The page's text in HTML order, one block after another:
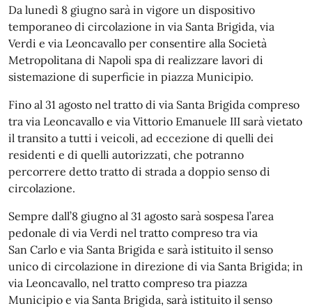
Da lunedì 8 giugno sarà in vigore un dispositivo
temporaneo di circolazione in via Santa Brigida, via
Verdi e via Leoncavallo per consentire alla Società
Metropolitana di Napoli spa di realizzare lavori di
sistemazione di superficie in piazza Municipio.
Fino al 31 agosto nel tratto di via Santa Brigida compreso
tra via Leoncavallo e via Vittorio Emanuele III sarà vietato
il transito a tutti i veicoli, ad eccezione di quelli dei
residenti e di quelli autorizzati, che potranno
percorrere detto tratto di strada a doppio senso di
circolazione.
Sempre dall’8 giugno al 31 agosto sarà sospesa l’area
pedonale di via Verdi nel tratto compreso tra via
San Carlo e via Santa Brigida e sarà istituito il senso
unico di circolazione in direzione di via Santa Brigida; in
via Leoncavallo, nel tratto compreso tra piazza
Municipio e via Santa Brigida, sarà istituito il senso